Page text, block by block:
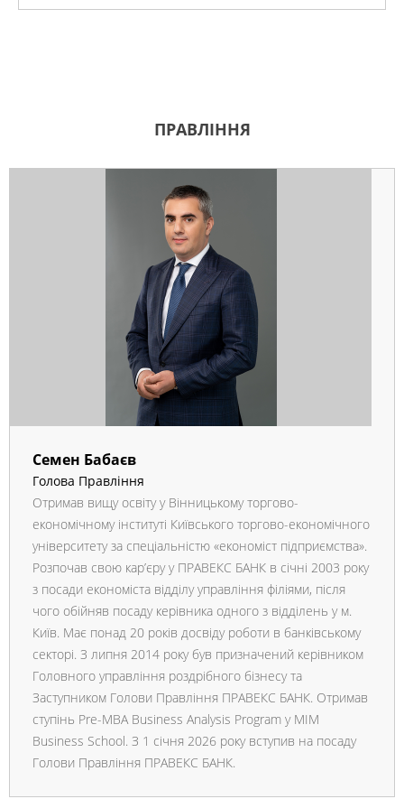
ПРАВЛІННЯ
Семен Бабаєв
Голова Правління
Отримав вищу освіту у Вінницькому торгово-
економічному інституті Київського торгово-економічного
університету за спеціальністю «економіст підприємства».
Розпочав свою кар’єру у ПРАВЕКС БАНК в січні 2003 року
з посади економіста відділу управління філіями, після
чого обійняв посаду керівника одного з відділень у м.
Київ. Має понад 20 років досвіду роботи в банківському
секторі. З липня 2014 року був призначений керівником
Головного управління роздрібного бізнесу та
Заступником Голови Правління ПРАВЕКС БАНК. Отримав
ступінь Pre-MBA Business Analysis Program y MIM
Business School. З 1 січня 2026 року вступив на посаду
Голови Правління ПРАВЕКС БАНК.